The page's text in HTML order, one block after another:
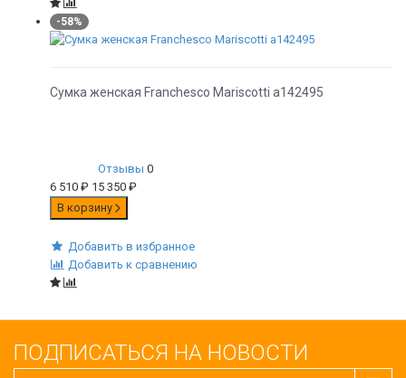
-58%
Сумка женская Franchesco Mariscotti а142495
Отзывы 0
6 510 ₽ 15 350 ₽
В корзину
Добавить в избранное
Добавить к сравнению
ПОДПИСАТЬСЯ НА НОВОСТИ